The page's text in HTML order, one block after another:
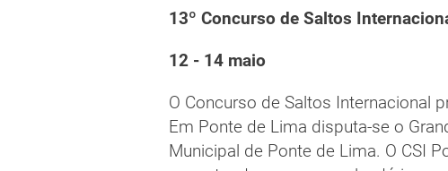
13º Concurso de Saltos
12 - 14 maio
O Concurso de Saltos Internacional
Em Ponte de Lima disputa-se o
Municipal de Ponte de Lima. O CSI